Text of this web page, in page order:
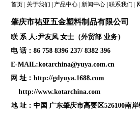
首页| 关于我们 | 产品中心| 新闻中心| 联系我们 |
肇庆市祐亚五金塑料制品有限公司
联 系 人:尹友凤 女士（外贸部 业务）
电 话：86 758 8396 237/ 8382 396
E-MAIL:kotarchina@yuya.com.cn
网 址： http://gdyuya.1688.com
http://www.kotarchina.com
地 址：中国 广东肇庆市高要区526100南